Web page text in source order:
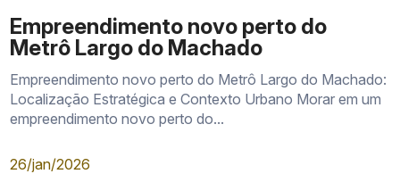
Empreendimento novo perto do
Metrô Largo do Machado
Empreendimento novo perto do Metrô Largo do Machado:
Localização Estratégica e Contexto Urbano Morar em um
empreendimento novo perto do...
26/jan/2026